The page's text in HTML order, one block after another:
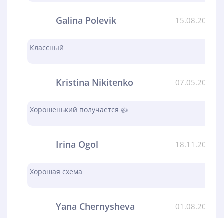
Galina Polevik 15.08.2024
Классный
Kristina Nikitenko 07.05.2024
Хорошенький получается 👍
Irina Ogol 18.11.2023
Хорошая схема
Yana Chernysheva 01.08.2023